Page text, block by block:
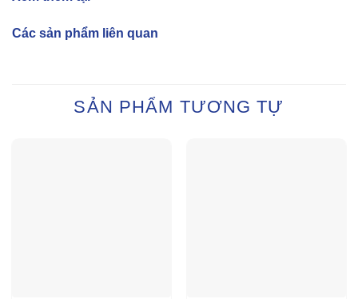
Các sản phẩm liên quan
SẢN PHẨM TƯƠNG TỰ